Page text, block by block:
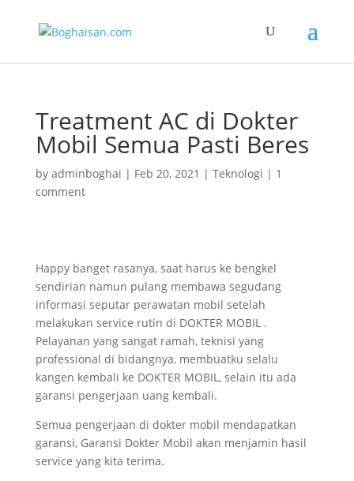
Treatment AC di Dokter
Mobil Semua Pasti Beres
by adminboghai | Feb 20, 2021 | Teknologi | 1
comment
Happy banget rasanya, saat harus ke bengkel
sendirian namun pulang membawa segudang
informasi seputar perawatan mobil setelah
melakukan service rutin di DOKTER MOBIL .
Pelayanan yang sangat ramah, teknisi yang
professional di bidangnya, membuatku selalu
kangen kembali ke DOKTER MOBIL, selain itu ada
garansi pengerjaan uang kembali.
Semua pengerjaan di dokter mobil mendapatkan
garansi, Garansi Dokter Mobil akan menjamin hasil
service yang kita terima.